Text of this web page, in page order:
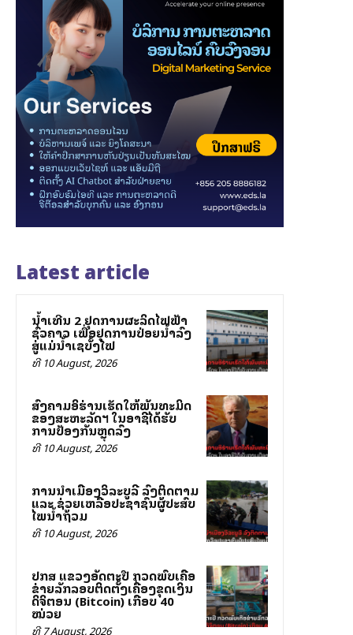
Latest article
ນໍ້າເທີນ 2 ຢຸດການຜະລິດໄຟຟ້າ
ຊົ່ວຄາວ ເພື່ອຢຸດການປ່ອຍນໍ້າລົງ
ສູ່ແມ່ນໍ້າເຊບັ້ງໄຟ
ທີ 10 August, 2026
ສົງຄາມອິຮ່ານເຮັດໃຫ້ພັນທະມິດ
ຂອງສະຫະລັດฯ ໃນອາຊີໄດ້ຮັບ
ການປ້ອງກັນຫຼຸດລົງ
ທີ 10 August, 2026
ການນຳເມືອງວິລະບູລີ ລົງຕິດຕາມ
ແລະ ຊ່ວຍເຫລືອປະຊາຊົນຜູ້ປະສົບ
ໄພນ້ຳຖ້ວມ
ທີ 10 August, 2026
ປກສ ແຂວງອັດຕະປື ກວດພົບເຄືອ
ຂ່າຍລັກລອບຕິດຕັ້ງເຄື່ອງຂຸດເງິນ
ດິຈິຕອນ (Bitcoin) ເກືອບ 40
ໝ່ວຍ
ທີ 7 August, 2026